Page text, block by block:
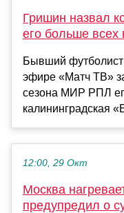
Гришин назвал
его больше всех
Бывший
эфире «Матч ТВ»
сезона МИР РПЛ
калининградская
12:00, 29 Окт
Москва
предупредил о